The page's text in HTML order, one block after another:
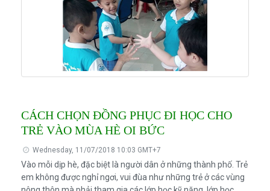
CÁCH CHỌN ĐỒNG PHỤC ĐI HỌC CHO
TRẺ VÀO MÙA HÈ OI BỨC
Wednesday, 11/07/2018 10:03 GMT+7
Vào mỗi dịp hè, đặc biệt là người dân ở những thành phố. Trẻ
em không được nghỉ ngơi, vui đùa như những trẻ ở các vùng